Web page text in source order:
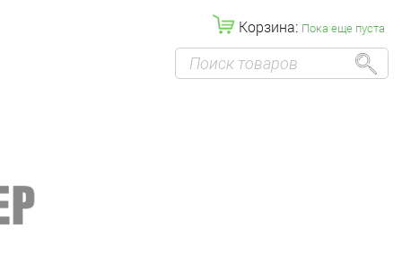
Корзина: Пока еще пуста